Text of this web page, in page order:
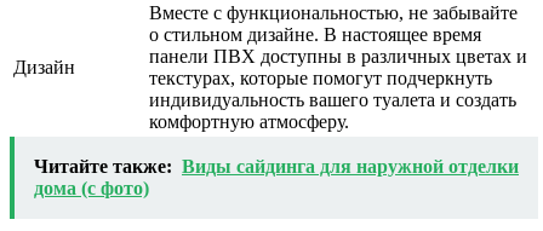
Дизайн
Вместе с функциональностью, не забывайте
о стильном дизайне. В настоящее время
панели ПВХ доступны в различных цветах и
текстурах, которые помогут подчеркнуть
индивидуальность вашего туалета и создать
комфортную атмосферу.
Читайте также: Виды сайдинга для наружной отделки
дома (c фото)